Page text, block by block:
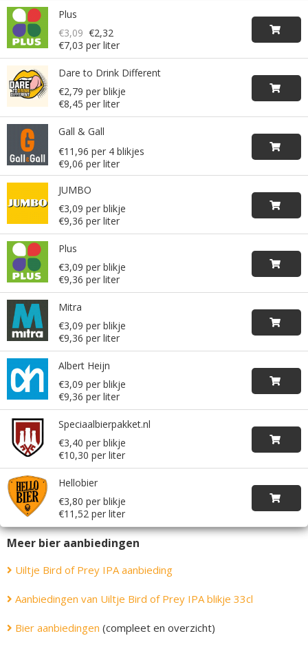
Plus
€3,09 €2,32
€7,03 per liter
Dare to Drink Different
€2,79 per blikje
€8,45 per liter
Gall & Gall
€11,96 per 4 blikjes
€9,06 per liter
JUMBO
€3,09 per blikje
€9,36 per liter
Plus
€3,09 per blikje
€9,36 per liter
Mitra
€3,09 per blikje
€9,36 per liter
Albert Heijn
€3,09 per blikje
€9,36 per liter
Speciaalbierpakket.nl
€3,40 per blikje
€10,30 per liter
Hellobier
€3,80 per blikje
€11,52 per liter
Meer bier aanbiedingen
Uiltje Bird of Prey IPA aanbieding
Aanbiedingen van Uiltje Bird of Prey IPA blikje 33cl
Bier aanbiedingen (compleet en overzicht)